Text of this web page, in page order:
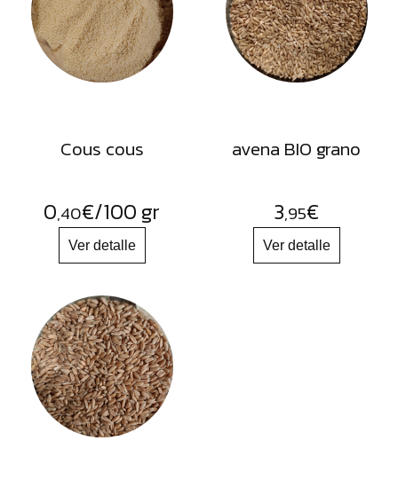
Cous cous
0,40€/100 gr
avena BIO grano
3,95€